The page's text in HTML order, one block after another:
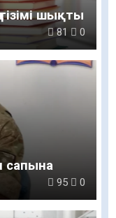
шықты
81 0
сапына
95 0